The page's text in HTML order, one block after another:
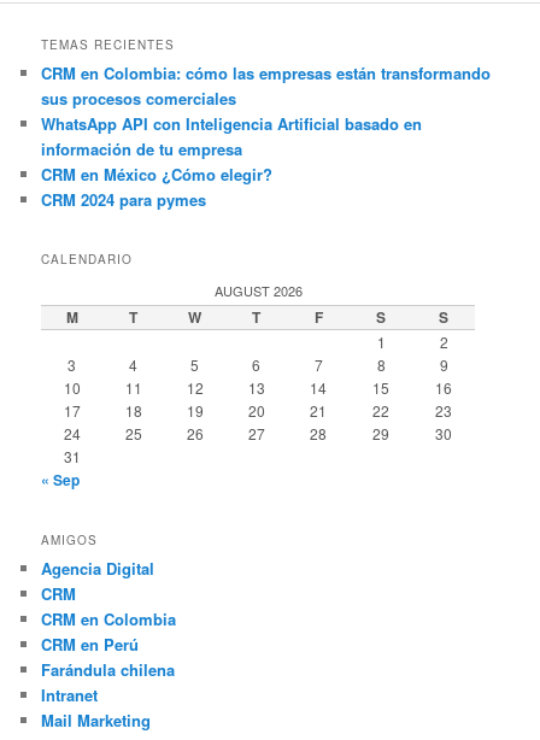
TEMAS RECIENTES
CRM en Colombia: cómo las empresas están transformando
sus procesos comerciales
WhatsApp API con Inteligencia Artificial basado en
información de tu empresa
CRM en México ¿Cómo elegir?
CRM 2024 para pymes
CALENDARIO
AUGUST 2026
M T W T F S S
1
2
3
4 5 6 7 8
9
10
11 12 13 14 15
16
17
18 19 20 21 22
23
24
25 26 27 28 29
30
31
« Sep
AMIGOS
Agencia Digital
CRM
CRM en Colombia
CRM en Perú
Farándula chilena
Intranet
Mail Marketing